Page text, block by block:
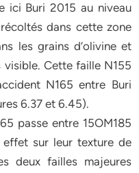
ici Buri 2015 au niveau
dans cette zone
les grains d’olivine et
Cette faille N155
N165 entre Buri
6.37 et 6.45).
passe entre 15OM185
effet sur leur texture de
deux failles majeures